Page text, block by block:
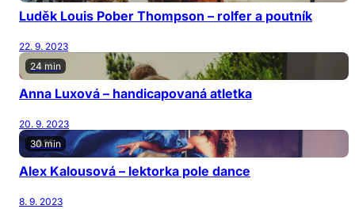
Luděk Louis Pober Thompson – rolfer a poutník
22. 9. 2023
24 min
Anna Luxová – handicapovaná atletka
20. 9. 2023
30 min
Alex Kalousová – lektorka pole dance
8. 9. 2023